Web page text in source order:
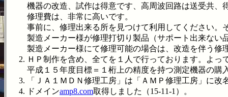
機器の改造、試作は得意です、高周波回路は送受共、
修理費は、非常に高いです。
事前に、修理出来る所を見つけて利用してください。
製造メーカー様が修理打切り製品（サポート出来ない
製造メーカー様にて修理可能の場合は、改造を伴う修
ＨＰ制作を含め、全てを１人で行っております。よ
平成１５年度目標＝１桁上の精度を持つ測定機器の
「ＪＡ１ＭＤＮ修理工房」は「ＡＭＰ修理工房」に改
ドメインamp8.com取得しました（15-11-1）。